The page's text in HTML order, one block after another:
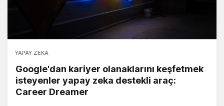
YAPAY ZEKA
Google'dan kariyer olanaklarını keşfetmek
isteyenler yapay zeka destekli araç:
Career Dreamer